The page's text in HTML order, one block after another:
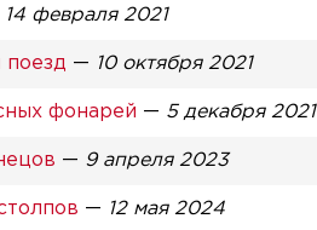
14 февраля 2021
— 10 октября 2021
фонарей — 5 декабря 2021
— 9 апреля 2023
— 12 мая 2024